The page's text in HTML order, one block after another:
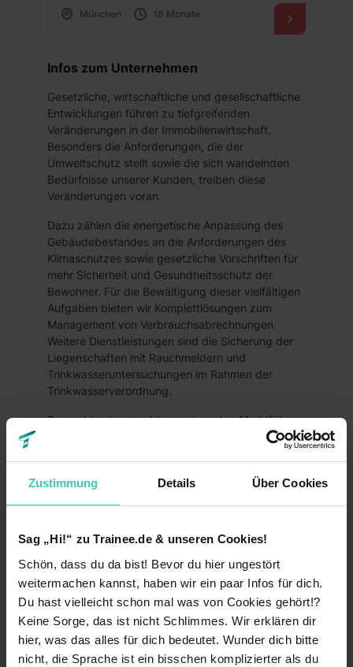
Zustimmung Details Über Cookies
Sag „Hi!“ zu Trainee.de & unseren Cookies!
Schön, dass du da bist! Bevor du hier ungestört
weitermachen kannst, haben wir ein paar Infos für dich.
Du hast vielleicht schon mal was von Cookies gehört!?
Keine Sorge, das ist nicht Schlimmes. Wir erklären dir
hier, was das alles für dich bedeutet. Wunder dich bitte
nicht, die Sprache ist ein bisschen komplizierter als du
München 18 Monate
Infos zum Unternehmen
Gesetzliche, wirtschaftliche und gesellschaftliche
Entwicklungen führen zu tiefgreifenden
Veränderungen in der Immobilienwirtschaft.
Besonders die Anforderungen, die der
Umweltschutz stellt sowie die sich wandelnden
Bedürfnisse unserer Kunden, treiben diese
Veränderungen voran.
Dazu zählen die energetische Anpassung des
Gebäudebestandes an die Anforderungen des
Klimaschutzes sowie gesetzliche Vorschriften für
mehr Sicherheit und Gesundheitsschutz der
Bewohner. Für die Bewältigung dieser vielfältigen
Aufgaben bieten wir Komplettlösungen zum
Management von Verbrauchsabrechnungen.
Weitere Dienstleistungen sind die Sicherung der
Liegenschaften mit Rauchmeldern und
Trinkwasseruntersuchungen im Rahmen der
Trinkwasserverordnung.
Deutschlandweit gehören wir zu den Marktführern
in unserer Branche. An unseren drei Standorten
Kontaktperson
Martina Brunner
Leiterin Ausbildung
LinkedIn